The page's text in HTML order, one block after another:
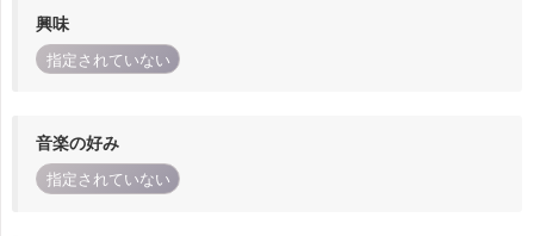
興味
指定されていない
音楽の好み
指定されていない